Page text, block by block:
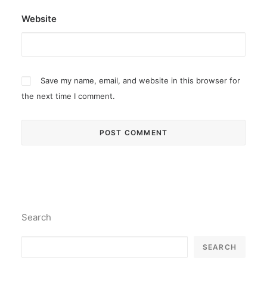
Website
Save my name, email, and website in this browser for
the next time I comment.
Search
SEARCH